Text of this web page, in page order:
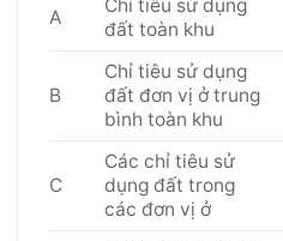
A
Chỉ tiêu sử dụng
đất toàn khu
B
Chỉ tiêu sử dụng
đất đơn vị ở trung
bình toàn khu
C
Các chỉ tiêu sử
dụng đất trong
các đơn vị ở